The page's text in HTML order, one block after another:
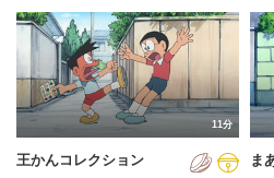
11分
王かんコレクション ま